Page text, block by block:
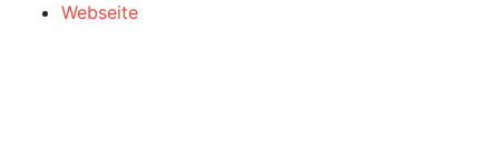
Webseite